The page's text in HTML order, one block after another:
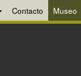
Contacto Museo